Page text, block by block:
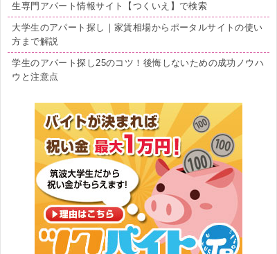
生専門アパート情報サイト【つくいえ】で検索
大学生のアパート探し｜家賃相場からポータルサイトの使い
方まで解説
学生のアパート探し25のコツ！後悔しないための成功ノウハ
ウと注意点